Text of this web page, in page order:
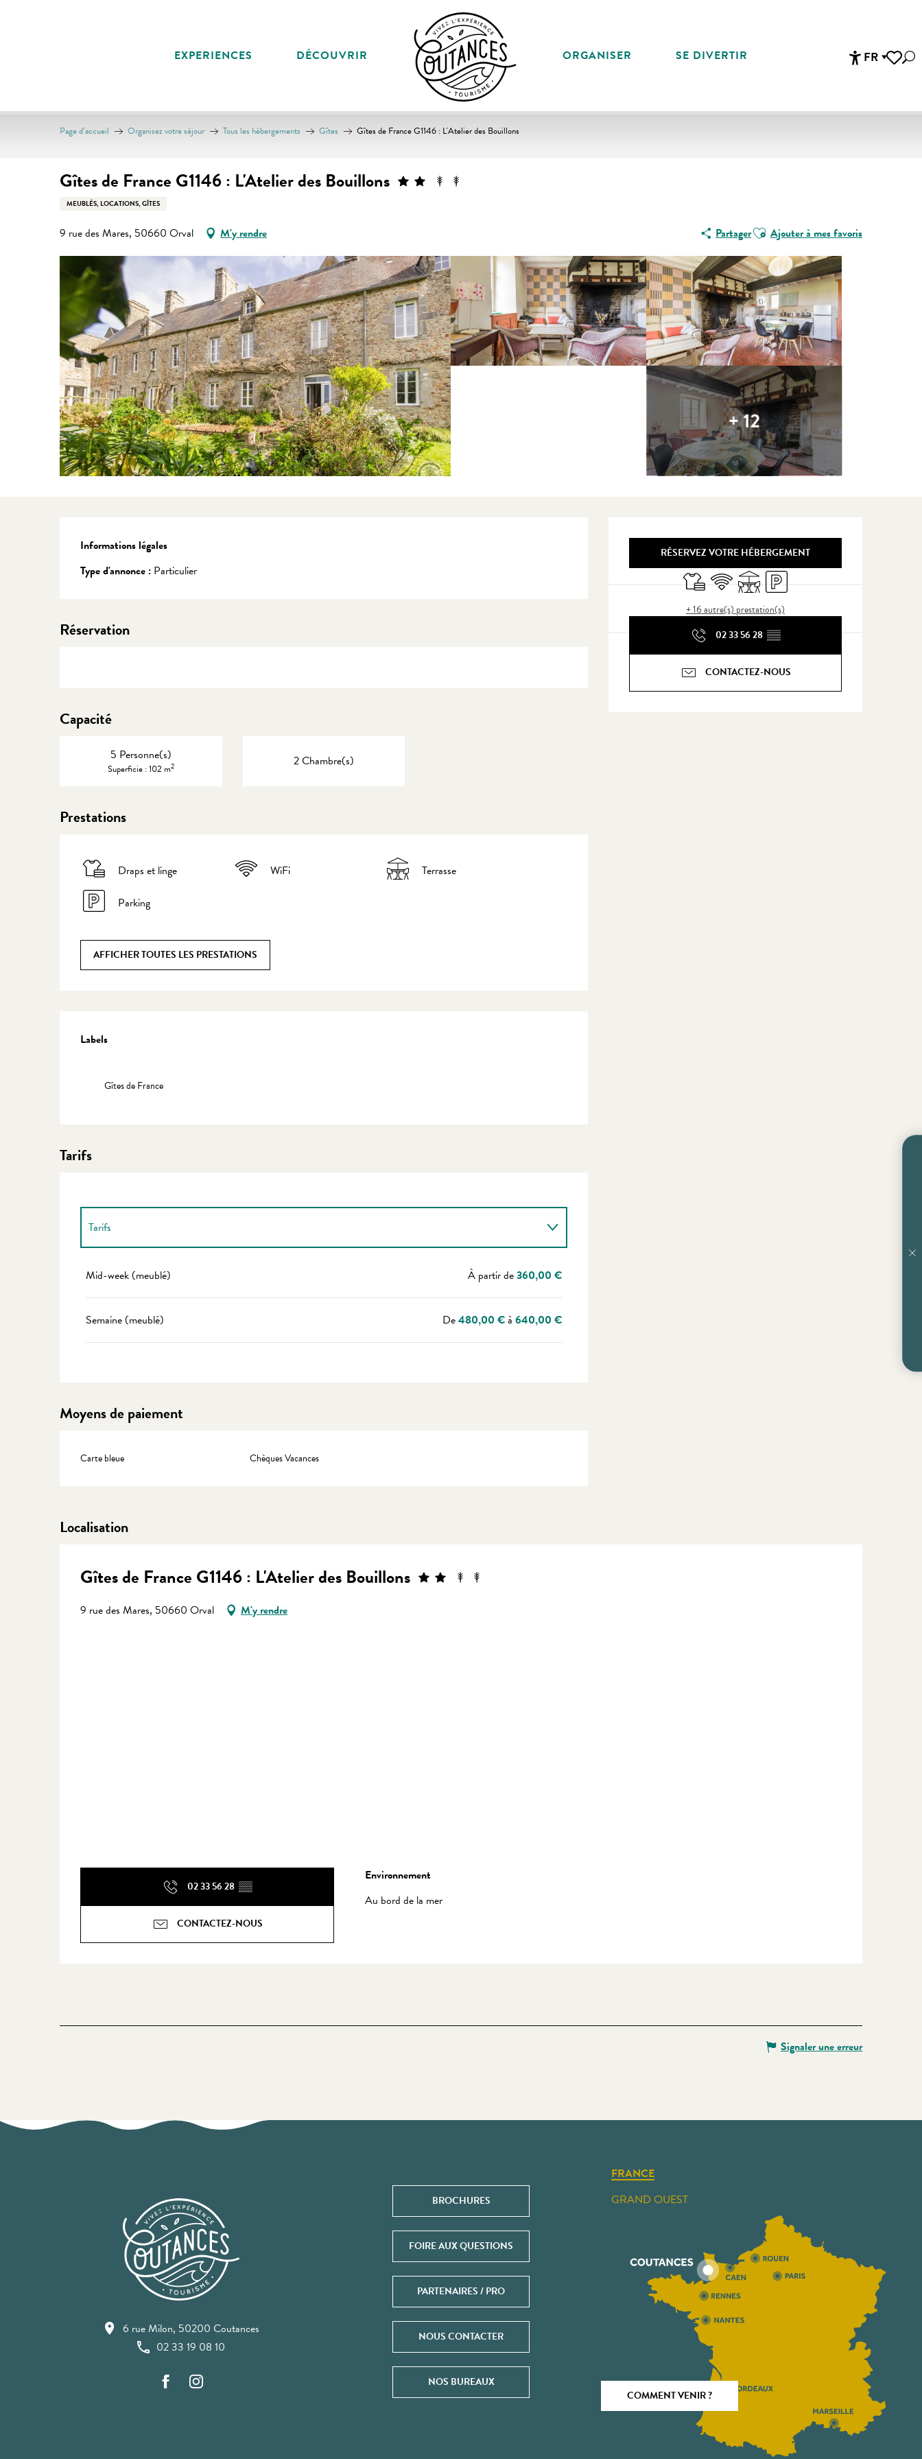
FR
EXPERIENCES DÉCOUVRIR ORGANISER SE DIVERTIR
Page d’accueil Organisez votre séjour Tous les hébergements Gîtes Gîtes de France G1146 : L'Atelier des Bouillons
Gîtes de France G1146 : L'Atelier des Bouillons
MEUBLÉS, LOCATIONS, GÎTES
9 rue des Mares, 50660 Orval M'y rendre PartagerAjouter aux favoris
Ajouter à mes favoris
+ 12
Ouverture et coordonnées
RÉSERVEZ VOTRE HÉBERGEMENT
Draps et linge
WiFi TerrasseParking
+ 16 autre(s) prestation(s)
02 33 56 28 ▒▒
CONTACTEZ-NOUS
Informations légales
Informations légales
Type d'annonce : Particulier
Réservation
Capacité
5 Personne(s)
Superficie : 102 m2 2 Chambre(s)
Prestations
Draps et linge WiFi
Terrasse
Parking
AFFICHER TOUTES LES PRESTATIONS
Offres de prestations
Labels
Labels
Gîtes de France
Tarifs
Tarifs
Tarifs 2027
Mid-week (meublé) À partir de360,00 €
Semaine (meublé) De480,00 €à640,00 €
Moyens de paiement
Carte bleue Chèques Vacances
Localisation
Gîtes de France G1146 : L'Atelier des Bouillons
9 rue des Mares, 50660 Orval M'y rendre
02 33 56 28 ▒▒
CONTACTEZ-NOUS
Environnement
Environnement
Au bord de la mer
Signaler une erreur
6 rue Milon, 50200 Coutances
02 33 19 08 10
BROCHURES
FOIRE AUX QUESTIONS
PARTENAIRES / PRO
NOUS CONTACTER
NOS BUREAUX
FRANCE
GRAND OUEST
COMMENT VENIR ?